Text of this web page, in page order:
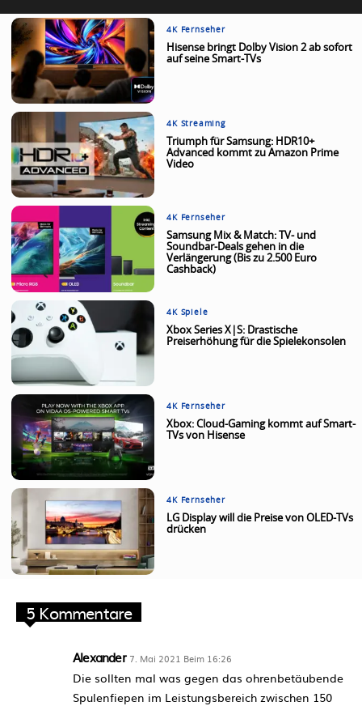
4K Fernseher
Hisense bringt Dolby Vision 2 ab sofort
auf seine Smart-TVs
4K Streaming
Triumph für Samsung: HDR10+
Advanced kommt zu Amazon Prime
Video
4K Fernseher
Samsung Mix & Match: TV- und
Soundbar-Deals gehen in die
Verlängerung (Bis zu 2.500 Euro
Cashback)
4K Spiele
Xbox Series X|S: Drastische
Preiserhöhung für die Spielekonsolen
4K Fernseher
Xbox: Cloud-Gaming kommt auf Smart-
TVs von Hisense
4K Fernseher
LG Display will die Preise von OLED-TVs
drücken
5 Kommentare
Alexander 7. Mai 2021 Beim 16:26
Die sollten mal was gegen das ohrenbetäubende
Spulenfiepen im Leistungsbereich zwischen 150